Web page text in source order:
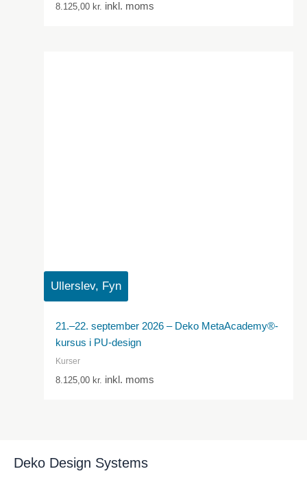
8.125,00 kr. inkl. moms
Ullerslev, Fyn
21.–22. september 2026 – Deko MetaAcademy®-
kursus i PU-design
Kurser
8.125,00 kr. inkl. moms
Deko Design Systems